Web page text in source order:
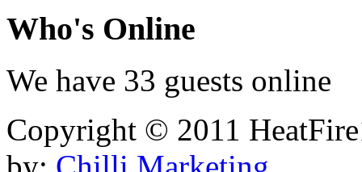
Who's Online
We have 33 guests online
Copyright © 2011